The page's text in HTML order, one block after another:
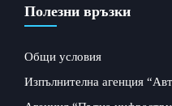
Полезни връзки
Общи условия
Изпълнителна агенция